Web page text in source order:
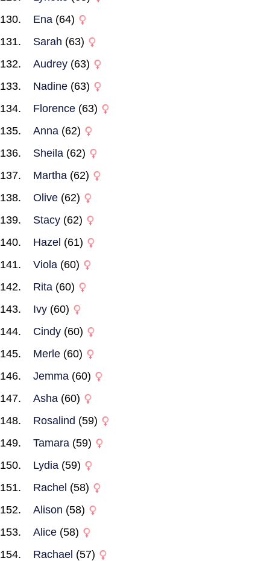
Ena (64)
Sarah (63)
Audrey (63)
Nadine (63)
Florence (63)
Anna (62)
Sheila (62)
Martha (62)
Olive (62)
Stacy (62)
Hazel (61)
Viola (60)
Rita (60)
Ivy (60)
Cindy (60)
Merle (60)
Jemma (60)
Asha (60)
Rosalind (59)
Tamara (59)
Lydia (59)
Rachel (58)
Alison (58)
Alice (58)
Rachael (57)